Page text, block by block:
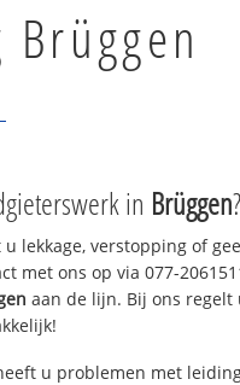
in Brüggen?
u lekkage, verstopping of
met ons op via 077-
aan de lijn. Bij ons
u problemen met